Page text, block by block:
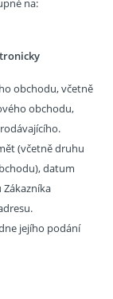
na:
obchodu, včetně
obchodu,
(včetně druhu
datum
jejího podání